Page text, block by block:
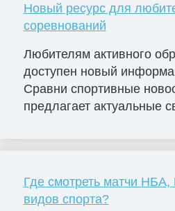
Новый ресурс для
соревнований
Любителям активного
доступен новый
Сравни спортивные
предлагает актуальные
Где смотреть матчи НБА,
видов спорта?